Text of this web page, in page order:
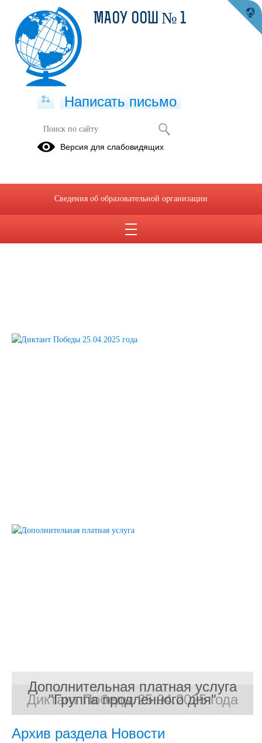
Диктант Победы 25.04.2025 года
Дополнительная платная услуга
"Группа продленного дня"
Архив раздела Новости
МАОУ ООШ № 1
Написать письмо
Версия для слабовидящих
Сведения об образовательной организации